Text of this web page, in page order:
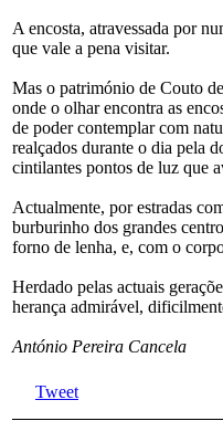
A encosta, atravessada por
que vale a pena visitar.
Mas o património de Couto
onde o olhar encontra as
de poder contemplar com
realçados durante o dia pela
cintilantes pontos de luz que
Actualmente, por estradas
burburinho dos grandes
forno de lenha, e, com o
Herdado pelas actuais
herança admirável,
António Pereira Cancela
Tweet